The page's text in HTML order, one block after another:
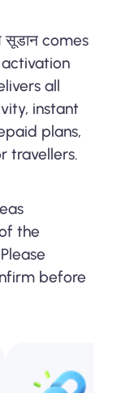
सूडान comes
all
instant
plans,
travellers.
the
before